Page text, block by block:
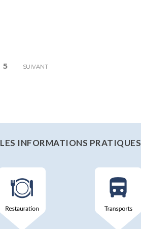
5 SUIVANT
LES INFORMATIONS PRATIQUES